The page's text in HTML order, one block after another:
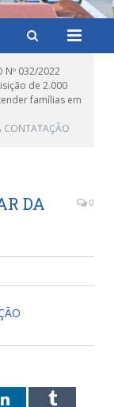
Nº 032/2022
de 2.000
famílias em
CONTATAÇÃO
DA
0
LinkedInTumblr